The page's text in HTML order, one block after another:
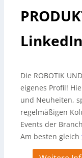
LinkedIn
Die ROBOTIK
eigenes Profil!
und Neuheiten,
regelmäßigen
Events der
Am besten gleich